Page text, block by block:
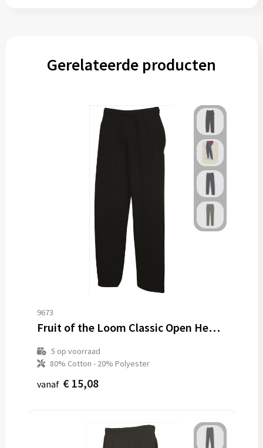
Gerelateerde producten
9673
Fruit of the Loom Classic Open Hem Jogpants
5 op voorraad
80% Cotton - 20% Polyester
vanaf € 15,08